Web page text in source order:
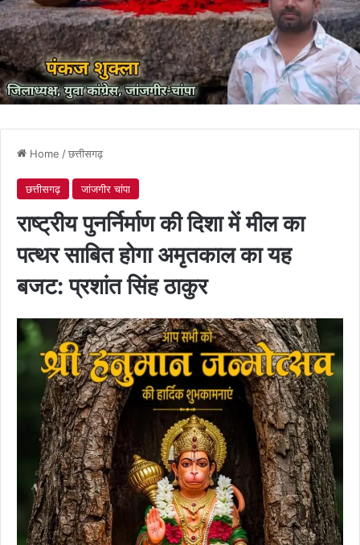
Home /छत्तीसगढ़
छत्तीसगढ़ जांजगीर चांपा
राष्ट्रीय पुनर्निर्माण की दिशा में मील का
पत्थर साबित होगा अमृतकाल का यह
बजट: प्रशांत सिंह ठाकुर